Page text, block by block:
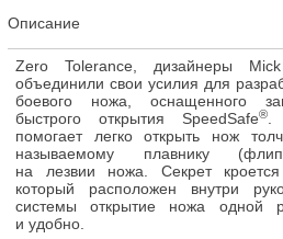
Описание
Zero Tolerance, дизайнеры
объединили свои усилия для
боевого ножа, оснащенного
быстрого открытия SpeedSafe®
помогает легко открыть нож
называемому плавнику
на лезвии ножа. Секрет
который расположен внутри
системы открытие ножа одной
и удобно.